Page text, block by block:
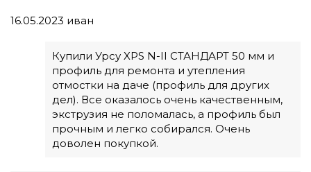
16.05.2023 иван
Купили Урсу XPS N-II СТАНДАРТ 50 мм и
профиль для ремонта и утепления
отмостки на даче (профиль для других
дел). Все оказалось очень качественным,
экструзия не поломалась, а профиль был
прочным и легко собирался. Очень
доволен покупкой.